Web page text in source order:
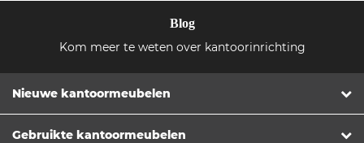
Blog
Kom meer te weten over kantoorinrichting
Nieuwe kantoormeubelen
Gebruikte kantoormeubelen